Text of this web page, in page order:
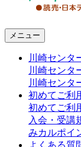
メニュー
川崎センタ
川崎センタ
川崎センタ
初めてご利
初めてご利
入会・受講
みカルポイ
よくある質